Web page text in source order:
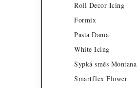
Roll Decor Icing
Formix
Pasta Dama
White Icing
Sypká směs Montana
Smartflex Flower